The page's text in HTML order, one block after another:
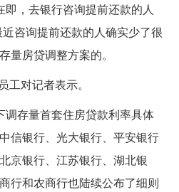
，去银行咨询提前还款的人
咨询提前还款的人确实少了很
量房贷调整方案的。
工对记者表示。
存量首套住房贷款利率具体
信银行、光大银行、平安银行
京银行、江苏银行、湖北银
行和农商行也陆续公布了细则